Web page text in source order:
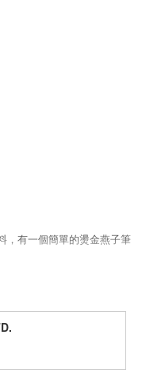
，有一個簡單的燙金燕子筆
加工的細節。